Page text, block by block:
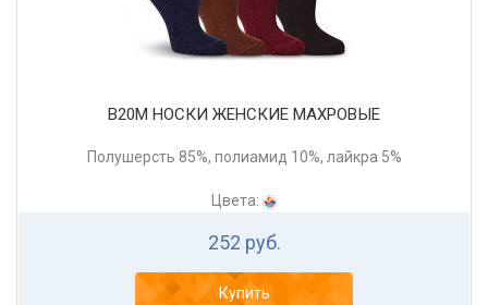
В20М НОСКИ ЖЕНСКИЕ МАХРОВЫЕ
Полушерсть 85%, полиамид 10%, лайкра 5%
Цвета:
252 руб.
Купить